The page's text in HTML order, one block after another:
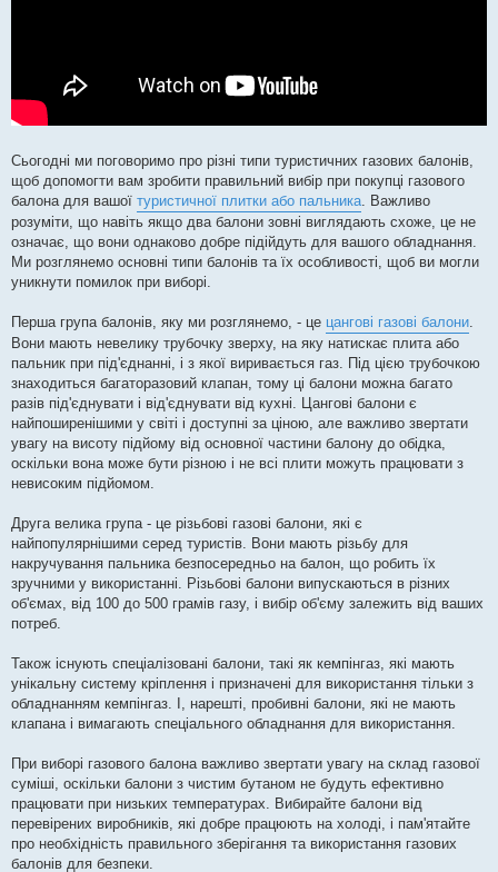
Сьогодні ми поговоримо про різні типи туристичних газових балонів,
щоб допомогти вам зробити правильний вибір при покупці газового
балона для вашої туристичної плитки або пальника . Важливо
розуміти, що навіть якщо два балони зовні виглядають схоже, це не
означає, що вони однаково добре підійдуть для вашого обладнання.
Ми розглянемо основні типи балонів та їх особливості, щоб ви могли
уникнути помилок при виборі.
Перша група балонів, яку ми розглянемо, - це цангові газові балони
Вони мають невелику трубочку зверху, на яку натискає плита або
пальник при під'єднанні, і з якої виривається газ. Під цією трубочкою
знаходиться багаторазовий клапан, тому ці балони можна багато
разів під'єднувати і від'єднувати від кухні. Цангові балони є
найпоширенішими у світі і доступні за ціною, але важливо звертати
увагу на висоту підйому від основної частини балону до обідка,
оскільки вона може бути різною і не всі плити можуть працювати з
невисоким підйомом.
Друга велика група - це різьбові газові балони, які є
найпопулярнішими серед туристів. Вони мають різьбу для
накручування пальника безпосередньо на балон, що робить їх
зручними у використанні. Різьбові балони випускаються в різних
об'ємах, від 100 до 500 грамів газу, і вибір об'єму залежить від ваших
потреб.
Також існують спеціалізовані балони, такі як кемпінгаз, які мають
унікальну систему кріплення і призначені для використання тільки з
обладнанням кемпінгаз. І, нарешті, пробивні балони, які не мають
клапана і вимагають спеціального обладнання для використання.
При виборі газового балона важливо звертати увагу на склад газової
суміші, оскільки балони з чистим бутаном не будуть ефективно
працювати при низьких температурах. Вибирайте балони від
перевірених виробників, які добре працюють на холоді, і пам'ятайте
про необхідність правильного зберігання та використання газових
балонів для безпеки.